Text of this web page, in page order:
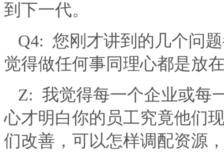
到下一代。
Q4: 您刚才讲到的几个问
觉得做任何事同理心都是放
Z: 我觉得每一个企业或每
心才明白你的员工究竟他们
们改善，可以怎样调配资源